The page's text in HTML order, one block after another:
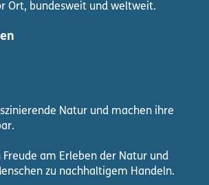
Ort, bundesweit und weltweit.
Natur und machen ihre
am Erleben der Natur und
zu nachhaltigem Handeln.